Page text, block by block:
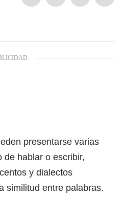
presentarse varias
de hablar o escribir,
y dialectos
similitud entre palabras.